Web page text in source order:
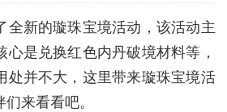
全新的璇珠宝境活动，该活动主
心是兑换红色内丹破境材料等，
处并不大，这里带来璇珠宝境活
来看看吧。